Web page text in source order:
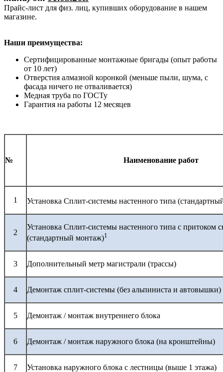
Прайс-лист для физ. лиц, купивших оборудование в нашем
магазине.
Наши преимущества:
Сертифицированные монтажные бригады (опыт работы
от 10 лет)
Отверстия алмазной коронкой (меньше пыли, шума, с
фасада ничего не отваливается)
Медная труба по ГОСТу
Гарантия на работы 12 месяцев
№ Наименование работ
1 Установка Сплит-системы настенного типа
2
Установка Сплит-системы настенного типа с притоком
(стандартный монтаж)1
3 Дополнительный метр магистрали (трассы)
4 Демонтаж сплит-системы (без альпиниста и автовышки)
5 Демонтаж / монтаж внутреннего блока
6 Демонтаж / монтаж наружного блока (на кронштейны)
7 Установка наружного блока с лестницы (выше 1 этажа)